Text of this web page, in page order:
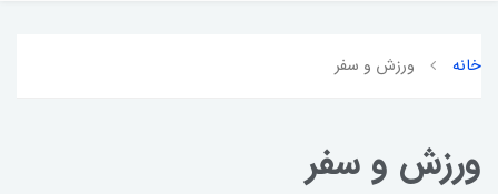
خانه ورزش و سفر
ورزش و سفر